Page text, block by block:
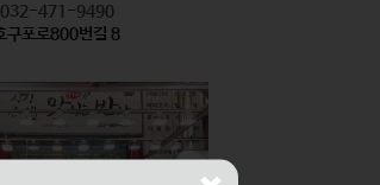
032-471-9490
구포로800번길 8